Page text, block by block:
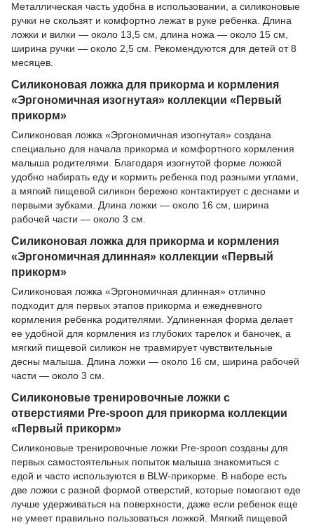
Металлическая часть удобна в использовании, а силиконовые
ручки не скользят и комфортно лежат в руке ребенка. Длина
ложки и вилки — около 13,5 см, длина ножа — около 15 см,
ширина ручки — около 2,5 см. Рекомендуются для детей от 8
месяцев.
Силиконовая ложка для прикорма и кормления
«Эргономичная изогнутая» коллекции «Первый
прикорм»
Силиконовая ложка «Эргономичная изогнутая» создана
специально для начала прикорма и комфортного кормления
малыша родителями. Благодаря изогнутой форме ложкой
удобно набирать еду и кормить ребенка под разными углами,
а мягкий пищевой силикон бережно контактирует с деснами и
первыми зубками. Длина ложки — около 16 см, ширина
рабочей части — около 3 см.
Силиконовая ложка для прикорма и кормления
«Эргономичная длинная» коллекции «Первый
прикорм»
Силиконовая ложка «Эргономичная длинная» отлично
подходит для первых этапов прикорма и ежедневного
кормления ребенка родителями. Удлиненная форма делает
ее удобной для кормления из глубоких тарелок и баночек, а
мягкий пищевой силикон не травмирует чувствительные
десны малыша. Длина ложки — около 16 см, ширина рабочей
части — около 3 см.
Силиконовые тренировочные ложки с
отверстиями Pre-spoon для прикорма коллекции
«Первый прикорм»
Силиконовые тренировочные ложки Pre-spoon созданы для
первых самостоятельных попыток малыша знакомиться с
едой и часто используются в BLW-прикорме. В наборе есть
две ложки с разной формой отверстий, которые помогают еде
лучше удерживаться на поверхности, даже если ребенок еще
не умеет правильно пользоваться ложкой. Мягкий пищевой